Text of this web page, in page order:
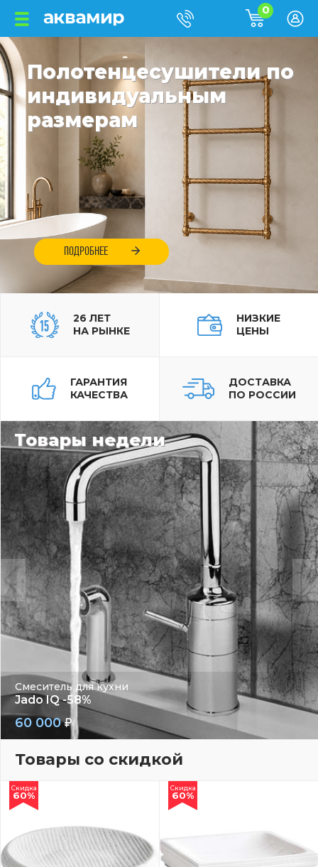
0
Полотенцесушители по
индивидуальным
размерам
ПОДРОБНЕЕ
26 ЛЕТ
НА РЫНКЕ
НИЗКИЕ
ЦЕНЫ
ГАРАНТИЯ
КАЧЕСТВА
ДОСТАВКА
ПО РОССИИ
Товары недели
Смеситель для кухни
Jado IQ -58%
60 000
Товары со скидкой
Скидка
60%
Скидка
60%